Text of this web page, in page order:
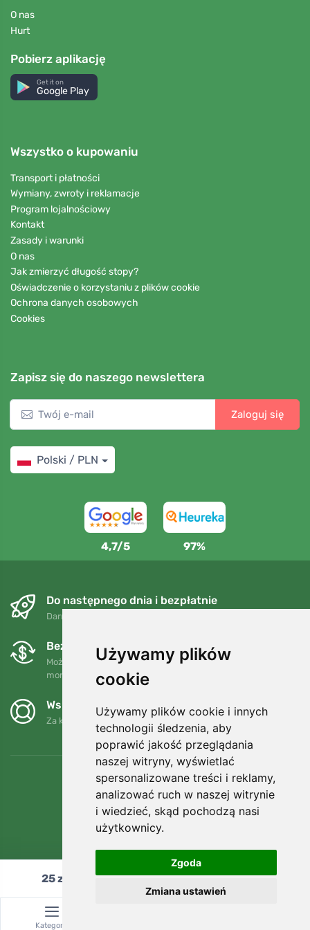
Używamy plików
cookie
Używamy plików cookie i innych
technologii śledzenia, aby
poprawić jakość przeglądania
naszej witryny, wyświetlać
spersonalizowane treści i reklamy,
analizować ruch w naszej witrynie
i wiedzieć, skąd pochodzą nasi
użytkownicy.
Zgoda
Zmiana ustawień
O nas
Hurt
Pobierz aplikację
Get it on
Google Play
Wszystko o kupowaniu
Transport i płatności
Wymiany, zwroty i reklamacje
Program lojalnościowy
Kontakt
Zasady i warunki
O nas
Jak zmierzyć długość stopy?
Oświadczenie o korzystaniu z plików cookie
Ochrona danych osobowych
Cookies
Zapisz się do naszego newslettera
Zaloguj się
Polski / PLN
4,7/5 97%
Do następnego dnia i bezpłatnie
Darmowa wysyłka dla zamówień powyżej 250 PLN
Bezpłatne wymiany i zwroty
Możesz zwrócić lub wymienić swoje zamówienie w dowolnym
momencie w ciągu 90 dni.
Wspieramy Trees.org
Za każde zamówienie sadzimy drzewo! Czytaj więcej
25zł Dodaj do koszyka
Kategoria